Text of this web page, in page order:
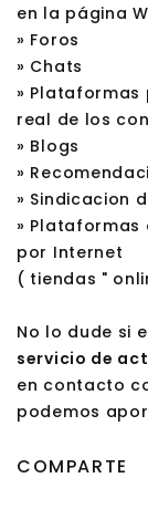
en la página
» Foros
» Chats
»
real de los
» Blogs
»
» Sindicacion
»
por Internet
( tiendas "
No lo dude si
servicio de
en contacto
podemos
COMPARTE